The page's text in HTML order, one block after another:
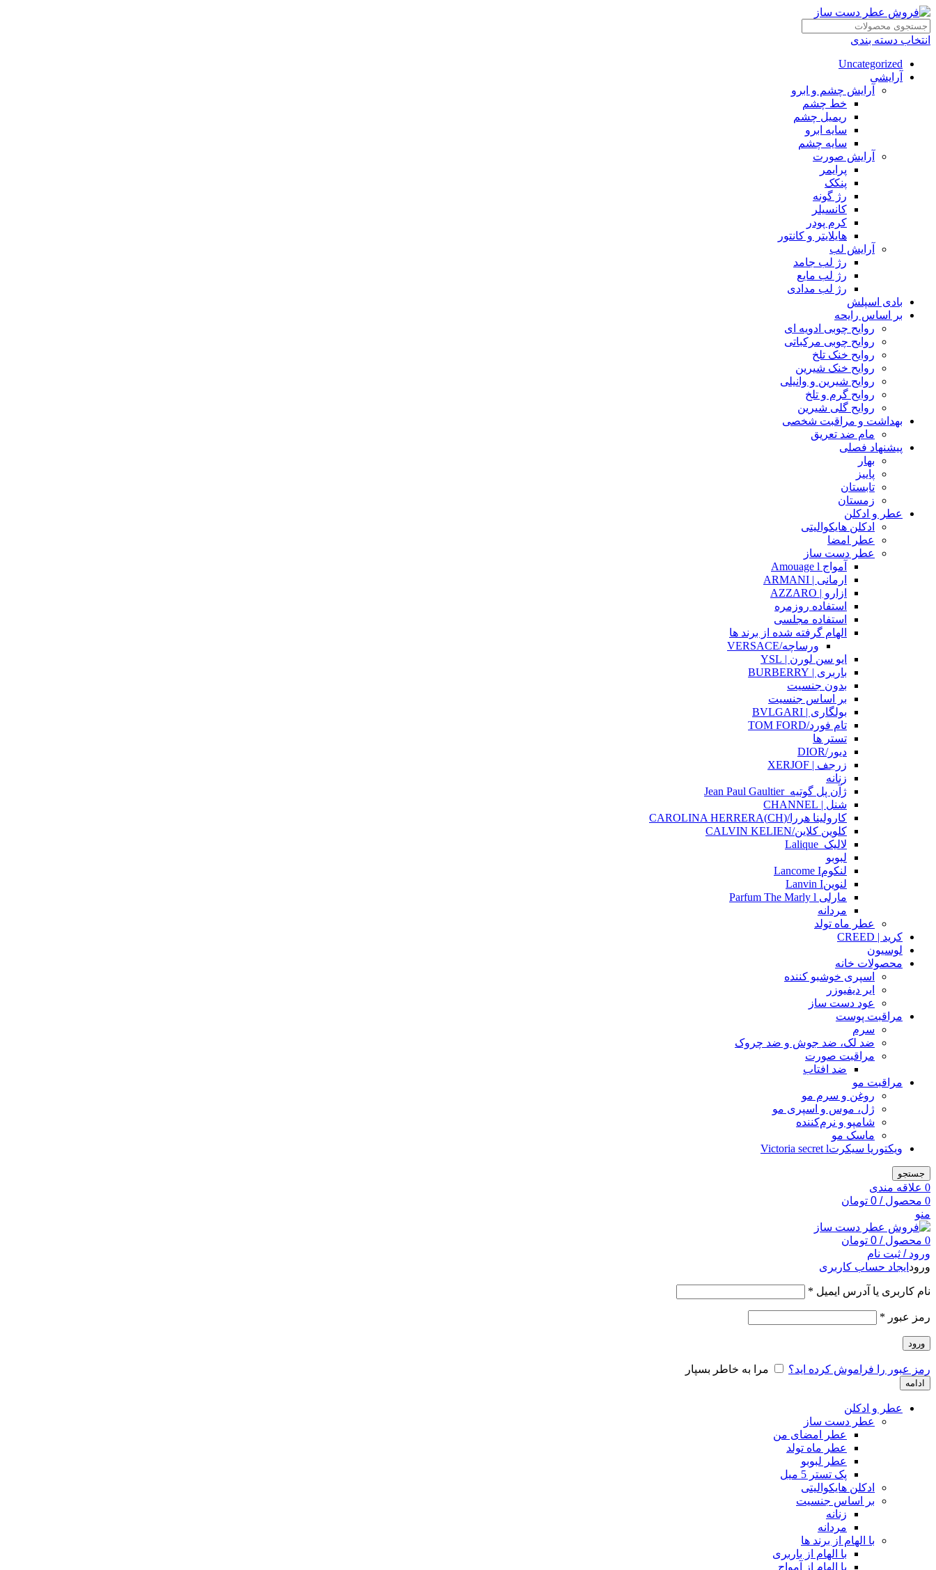
انتخاب دسته بندی
Uncategorized
آرایشی
آرایش چشم و ابرو
خط چشم
ریمیل چشم
سایه ابرو
سایه چشم
آرایش صورت
پرایمر
پنکک
رژ گونه
کانسیلر
کرم پودر
هایلایتر و کانتور
آرایش لب
رژ لب جامد
رژ لب مایع
رژ لب مدادی
بادی اسپلش
بر اساس رایحه
روایح چوبی ادویه ای
روایح چوبی مرکباتی
روایح خنک تلخ
روایح خنک شیرین
روایح شیرین و وانیلی
روایح گرم و تلخ
روایح گلی شیرین
بهداشت و مراقبت شخصی
مام ضد تعریق
پیشنهاد فصلی
بهار
پاییز
تابستان
زمستان
عطر و ادکلن
ادکلن هایکوالیتی
عطر امضا
عطر دست ساز
آمواج Amouage l
ارمانی | ARMANI
ازارو | AZZARO
استفاده روزمره
استفاده مجلسی
الهام گرفته شده از برند ها
ورساچه/VERSACE
ایو سن لورن | YSL
باربری | BURBERRY
بدون جنسیت
بر اساس جنسیت
بولگاری | BVLGARI
تام فورد/TOM FORD
تستر ها
دیور/DIOR
زرجف | XERJOF
زنانه
ژآن پل گوتیه_Jean Paul Gaultier
شنل | CHANNEL
کارولینا هررا/(CH)CAROLINA HERRERA
کلوین کلاین/CALVIN KELIEN
لالیک_Lalique
لبوبو
لنکومLancome I
لنوینLanvin I
مارلی Parfum The Marly l
مردانه
عطر ماه تولد
کرید | CREED
لوسیون
محصولات خانه
اسپری خوشبو کننده
ایر دیفیوزر
عود دست ساز
مراقبت پوست
سرم
ضد لک، ضد جوش و ضد چروک
مراقبت صورت
ضد افتاب
مراقبت مو
روغن و سرم مو
ژل، موس و اسپری مو
شامپو و نرم‌کننده
ماسک مو
ویکتوریا سیکرتVictoria secret l
جستجو
0 علاقه مندی
0 محصول /
0 تومان
منو
0 محصول /
0 تومان
ورود / ثبت نام
ورود ایجاد حساب کاربری
نام کاربری یا آدرس ایمیل *
رمز عبور *
ورود
رمز عبور را فراموش کرده اید؟ مرا به خاطر بسپار
ادامه
عطر و ادکلن
عطر دست ساز
عطر امضای من
عطر ماه تولد
عطر لبوبو
پک تستر 5 میل
ادکلن هایکوالیتی
بر اساس جنسیت
زنانه
مردانه
با الهام از برند ها
با الهام از باربری
با الهام از آمواج